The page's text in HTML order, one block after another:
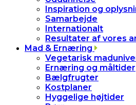
Inspiration og
Samarbejde
Internationalt
Resultater af vores
Mad & Ernæring
Vegetarisk
Ernæring og måltider
Bælgfrugter
Kostplaner
Hyggelige højtider